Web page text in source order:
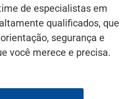
de especialistas em
qualificados, que
segurança e
você merece e precisa.